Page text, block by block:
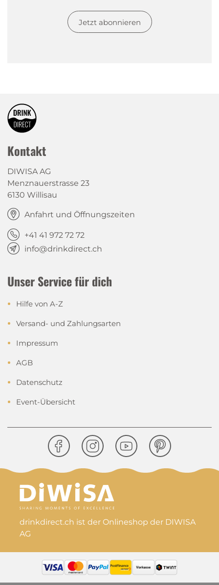
Jetzt abonnieren
Kontakt
DIWISA AG
Menznauerstrasse 23
6130 Willisau
Anfahrt und Öffnungszeiten
+41 41 972 72 72
info@drinkdirect.ch
Unser Service für dich
Hilfe von A-Z
Versand- und Zahlungsarten
Impressum
AGB
Datenschutz
Event-Übersicht
drinkdirect.ch ist der Onlineshop der DIWISA
AG